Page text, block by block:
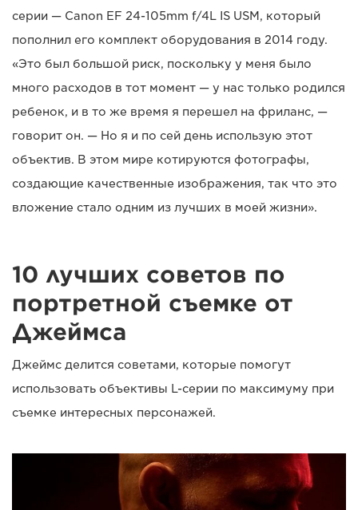
серии — Canon EF 24-105mm f/4L IS USM, который
пополнил его комплект оборудования в 2014 году.
«Это был большой риск, поскольку у меня было
много расходов в тот момент — у нас только родился
ребенок, и в то же время я перешел на фриланс, —
говорит он. — Но я и по сей день использую этот
объектив. В этом мире котируются фотографы,
создающие качественные изображения, так что это
вложение стало одним из лучших в моей жизни».
10 лучших советов по
портретной съемке от
Джеймса
Джеймс делится советами, которые помогут
использовать объективы L-серии по максимуму при
съемке интересных персонажей.